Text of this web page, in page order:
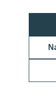
TELEHOUSE
160 00 Praha
Česká republika
800